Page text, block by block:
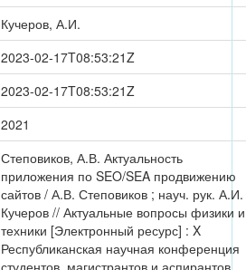
Кучеров, А.И.
2023-02-17T08:53:21Z
2023-02-17T08:53:21Z
2021
Степовиков, А.В. Актуальность
приложения по SEO/SEA продвижению
сайтов / А.В. Степовиков ; науч. рук. А.И.
Кучеров // Актуальные вопросы физики и
техники [Электронный ресурс] : X
Республиканская научная конференция
студентов, магистрантов и аспирантов